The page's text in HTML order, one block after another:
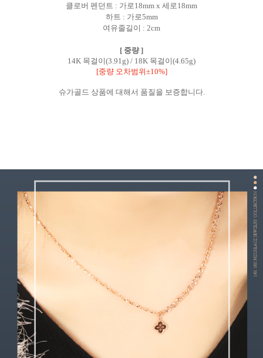
클로버 펜던트 : 가로18mm x 세로18mm
하트 : 가로5mm
여유줄길이 : 2cm
[ 중량 ]
14K 목걸이(3.91g) / 18K 목걸이(4.65g)
[중량 오차범위±10%]
슈가골드 상품에 대해서 품질을 보증합니다.